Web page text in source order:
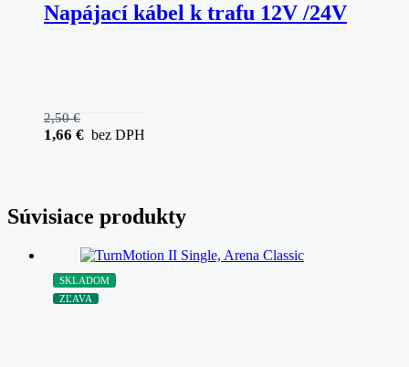
Napájací kábel k trafu 12V /24V
2,50€
1,66 € bez DPH
Súvisiace produkty
SKLADOM
ZĽAVA